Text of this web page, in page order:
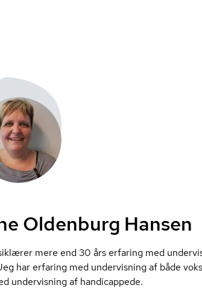
Oldenburg Hansen
mere end 30 års erfaring med
har erfaring med undervisning af både
undervisning af handicappede.